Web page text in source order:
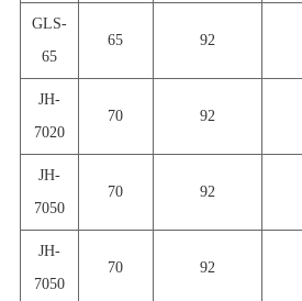
GLS-
65
65 92
JH-
7020
70 92
JH-
7050
70 92
JH-
7050
70 92